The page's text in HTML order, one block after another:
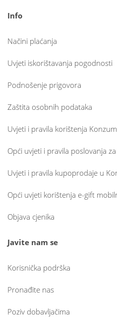
Info
Načini plaćanja
Uvjeti iskorištavanja pogodnosti
Podnošenje prigovora
Zaštita osobnih podataka
Uvjeti i pravila korištenja
Opći uvjeti i pravila poslovanja
Uvjeti i pravila kupoprodaje u
Opći uvjeti korištenja e-gift
Objava cjenika
Javite nam se
Korisnička podrška
Pronađite nas
Poziv dobavljačima